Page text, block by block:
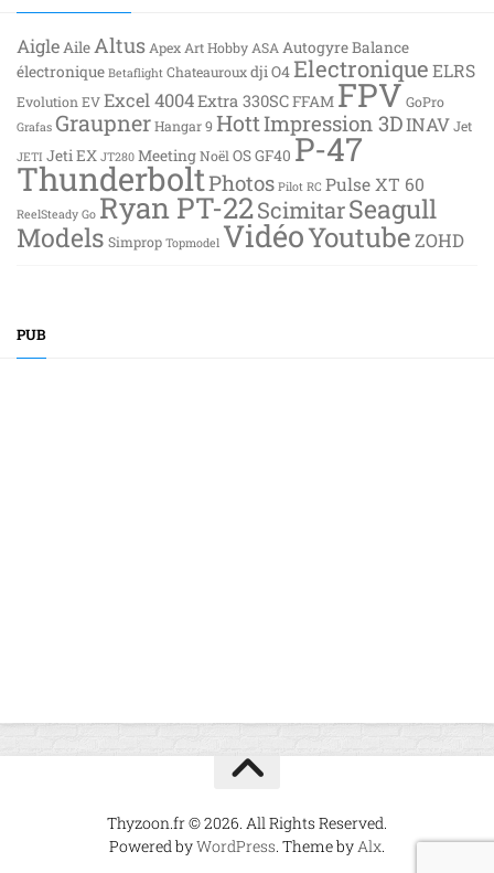
AigleAile Altus Apex Art Hobby ASA AutogyreBalance
électronique Betaflight Chateaurouxdji O4Electronique ELRS
Evolution EVExcel 4004Extra 330SCFFAM FPVGoPro
Grafas GraupnerHangar 9 HottImpression 3DINAVJet
JETI Jeti EX JT280 MeetingNoël OS GF40 P-47
ThunderboltPhotos Pilot RC Pulse XT 60
ReelSteady Go Ryan PT-22ScimitarSeagull
Models Simprop Topmodel VidéoYoutube ZOHD
PUB
Thyzoon.fr © 2026. All Rights Reserved.
Powered byWordPress. Theme by Alx.